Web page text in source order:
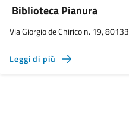
Biblioteca Pianura
Via Giorgio de Chirico n. 19, 80133
Leggi di più